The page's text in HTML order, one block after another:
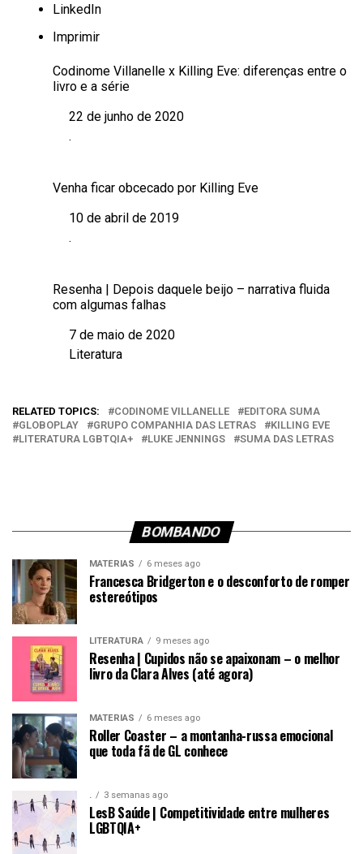
LinkedIn
Imprimir
Codinome Villanelle x Killing Eve: diferenças entre o
livro e a série
Data
22 de junho de 2020
Em relação a
.
Venha ficar obcecado por Killing Eve
Data10 de abril de 2019
Em relação a
.
Resenha | Depois daquele beijo – narrativa fluida
com algumas falhas
Data7 de maio de 2020
Em relação a
Literatura
RELATED TOPICS: CODINOME VILLANELLE
EDITORA SUMA
GLOBOPLAY
GRUPO COMPANHIA DAS LETRAS
KILLING EVE
LITERATURA LGBTQIA+
LUKE JENNINGS SUMA DAS LETRAS
BOMBANDO
MATÉRIAS 6 meses ago
Francesca Bridgerton e o desconforto de romper
estereótipos
LITERATURA 9 meses ago
Resenha | Cupidos não se apaixonam – o melhor
livro da Clara Alves (até agora)
MATÉRIAS 6 meses ago
Roller Coaster – a montanha-russa emocional
que toda fã de GL conhece
. 3 semanas ago
LesB Saúde | Competitividade entre mulheres
LGBTQIA+